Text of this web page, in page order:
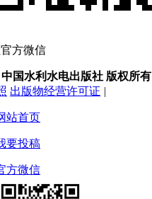
方微信
中国水利水电出版社 版权所有
出版物经营许可证 |
站首页
要投稿
方微信